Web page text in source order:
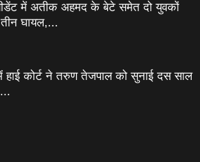
में अतीक अहमद के बेटे समेत दो युवकों
घायल,...
कोर्ट ने तरुण तेजपाल को सुनाई दस साल